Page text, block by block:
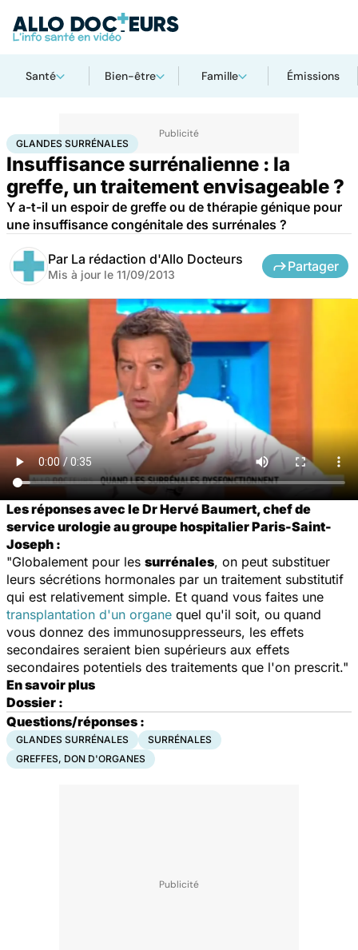
Santé Bien-être Famille Émissions
AccueilSantéGlandes surrénales
GLANDES SURRÉNALES
Insuffisance surrénalienne : la
greffe, un traitement envisageable ?
Y a-t-il un espoir de greffe ou de thérapie génique pour
une insuffisance congénitale des surrénales ?
Par La rédaction d'Allo Docteurs
Mis à jour le 11/09/2013
Partager
Les réponses avec le Dr Hervé Baumert, chef de
service urologie au groupe hospitalier Paris-Saint-
Joseph :
"Globalement pour les surrénales, on peut substituer
leurs sécrétions hormonales par un traitement substitutif
qui est relativement simple. Et quand vous faites une
transplantation d'un organe quel qu'il soit, ou quand
vous donnez des immunosuppresseurs, les effets
secondaires seraient bien supérieurs aux effets
secondaires potentiels des traitements que l'on prescrit."
En savoir plus
Dossier :
Questions/réponses :
GLANDES SURRÉNALES
SURRÉNALES
GREFFES, DON D'ORGANES